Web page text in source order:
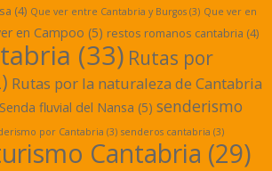
(4) Que ver entre Cantabria y Burgos (3) Que ver en
en Campoo (5) restos romanos cantabria (4)
(33) Rutas por
Rutas por la naturaleza de Cantabria
Senda fluvial del Nansa (5) senderismo
por Cantabria (3) senderos cantabria (3)
Cantabria (29)